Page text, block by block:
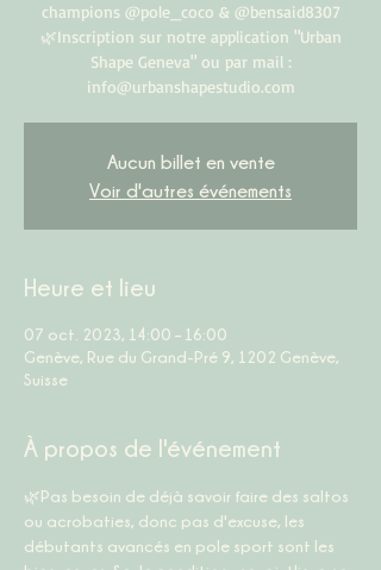
champions @pole_coco & @bensaid8307
🌿Inscription sur notre application "Urban
Shape Geneva" ou par mail :
info@urbanshapestudio.com
Aucun billet en vente
Voir d'autres événements
Heure et lieu
07 oct. 2023, 14:00 – 16:00
Genève, Rue du Grand-Pré 9, 1202 Genève,
Suisse
À propos de l'événement
🌿Pas besoin de déjà savoir faire des saltos
ou acrobaties, donc pas d'excuse, les
débutants avancés en pole sport sont les